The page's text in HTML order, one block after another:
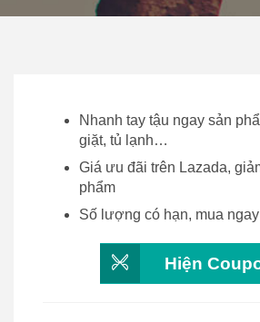
Nhanh tay tậu ngay sản
giặt, tủ lạnh…
Giá ưu đãi trên Lazada,
phẩm
Số lượng có hạn, mua
Hiện